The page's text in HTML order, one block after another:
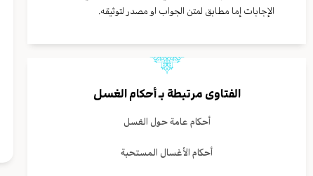
الإجابات إما مطابق لمتن الجواب او مصدر لتوثيقه.
الفتاوى مرتبطة بـأحكام الغسل
أحكام عامة حول الغسل
أحكام الأغسال المستحبة